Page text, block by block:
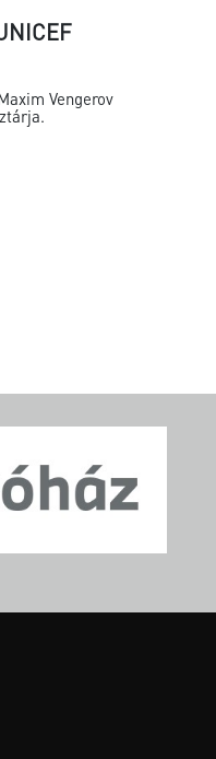
Vengerov